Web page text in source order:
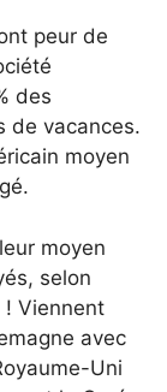
peur de
des
de vacances.
moyen
moyen
selon
! Viennent
avec
Uni